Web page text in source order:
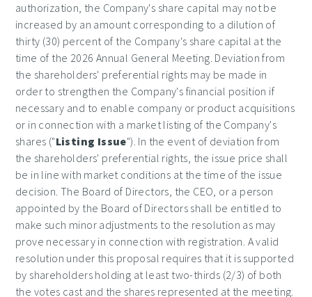
authorization, the Company's share capital may not be
increased by an amount corresponding to a dilution of
thirty (30) percent of the Company's share capital at the
time of the 2026 Annual General Meeting. Deviation from
the shareholders' preferential rights may be made in
order to strengthen the Company's financial position if
necessary and to enable company or product acquisitions
or in connection with a market listing of the Company's
shares ("Listing Issue"). In the event of deviation from
the shareholders' preferential rights, the issue price shall
be in line with market conditions at the time of the issue
decision. The Board of Directors, the CEO, or a person
appointed by the Board of Directors shall be entitled to
make such minor adjustments to the resolution as may
prove necessary in connection with registration. A valid
resolution under this proposal requires that it is supported
by shareholders holding at least two-thirds (2/3) of both
the votes cast and the shares represented at the meeting.